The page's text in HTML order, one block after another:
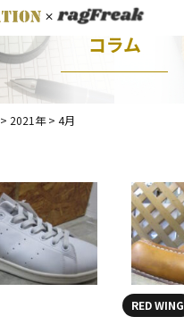
コラム
> 2021年> 4月
RED WING